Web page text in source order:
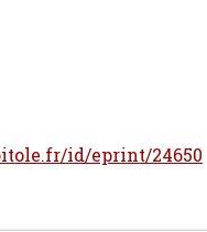
id/eprint/24650